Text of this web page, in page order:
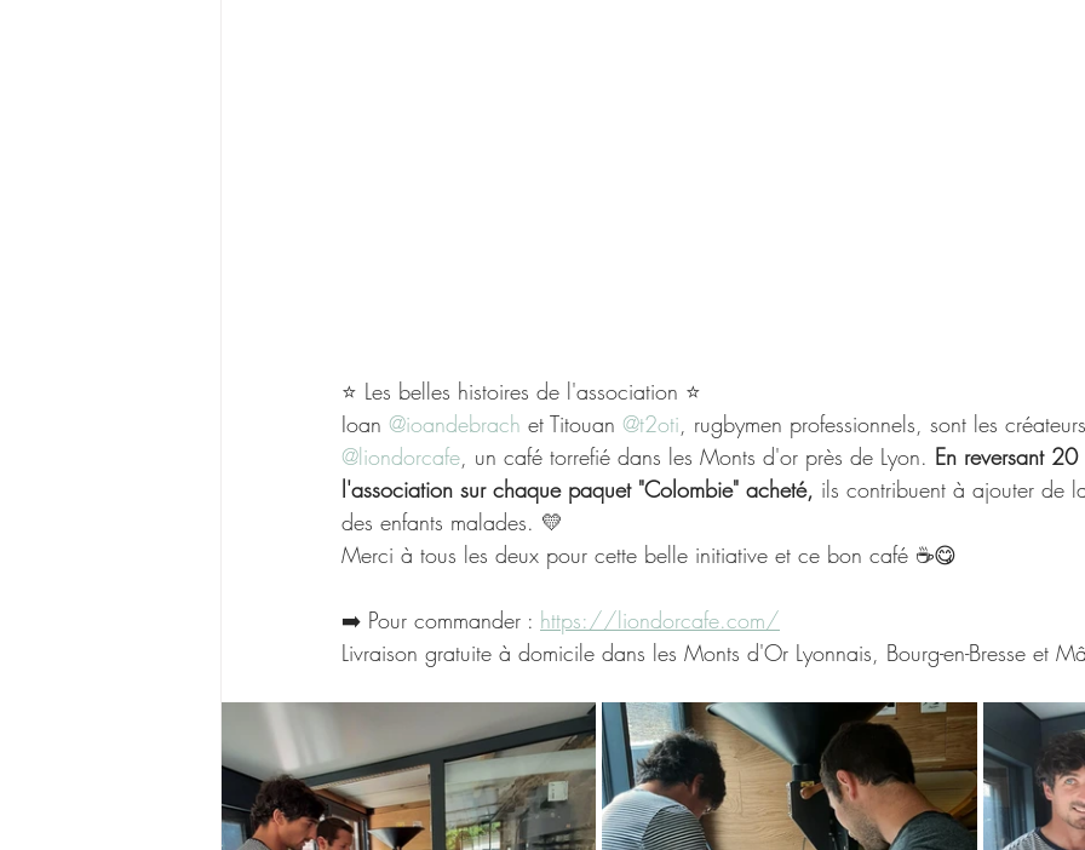
⭐ Les belles histoires de l'association ⭐
Ioan @ioandebrach et Titouan @t2oti, rugbymen professionnels, sont les
@liondorcafe, un café torrefié dans les Monts d'or près de Lyon. En reversant
l'association sur chaque paquet "Colombie" acheté, ils contribuent à ajouter de
des enfants malades. 💛
Merci à tous les deux pour cette belle initiative et ce bon café ☕😋
➡️ Pour commander : https://liondorcafe.com/
Livraison gratuite à domicile dans les Monts d'Or Lyonnais, Bourg-en-Bresse et